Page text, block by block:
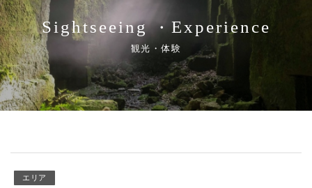
Sightseeing・ Experience
観光・体験
エリア